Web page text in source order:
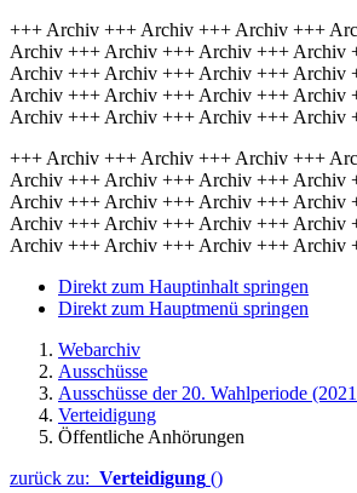
+++ Archiv +++ Archiv +++ Archiv +++
Archiv +++ Archiv +++ Archiv +++ Archiv
Archiv +++ Archiv +++ Archiv +++ Archiv
Archiv +++ Archiv +++ Archiv +++ Archiv
Archiv +++ Archiv +++ Archiv +++ Archiv
+++ Archiv +++ Archiv +++ Archiv +++
Archiv +++ Archiv +++ Archiv +++ Archiv
Archiv +++ Archiv +++ Archiv +++ Archiv
Archiv +++ Archiv +++ Archiv +++ Archiv
Archiv +++ Archiv +++ Archiv +++ Archiv
Direkt zum Hauptinhalt springen
Direkt zum Hauptmenü springen
Webarchiv
Ausschüsse
Ausschüsse der 20. Wahlperiode
Verteidigung
Öffentliche Anhörungen
zurück zu: Verteidigung ()